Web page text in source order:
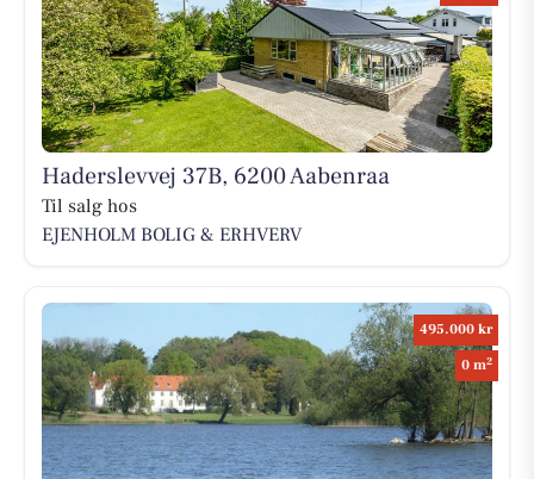
Haderslevvej 37B, 6200 Aabenraa
Til salg hos
EJENHOLM BOLIG & ERHVERV
495.000 kr
0 m2